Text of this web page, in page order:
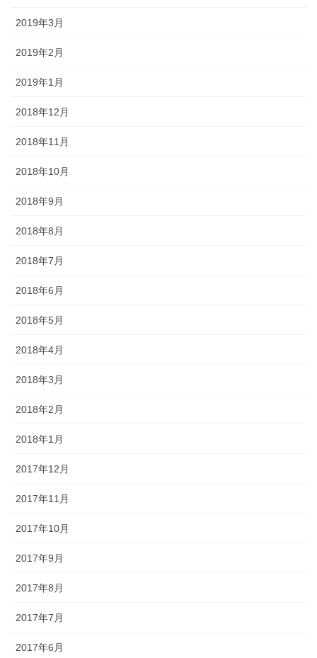
2019年3月
2019年2月
2019年1月
2018年12月
2018年11月
2018年10月
2018年9月
2018年8月
2018年7月
2018年6月
2018年5月
2018年4月
2018年3月
2018年2月
2018年1月
2017年12月
2017年11月
2017年10月
2017年9月
2017年8月
2017年7月
2017年6月